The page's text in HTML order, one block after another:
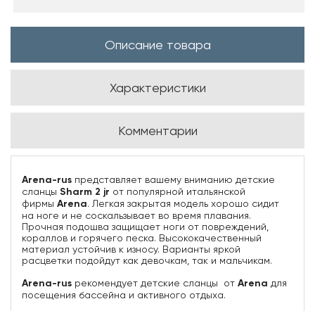
Описание товара
Характеристики
Комментарии
Arena-rus представляет вашему вниманию детские
сланцы Sharm 2 jr от популярной итальянской
фирмы Arena. Легкая закрытая модель хорошо сидит
на ноге и не соскальзывает во время плавания.
Прочная подошва защищает ноги от повреждений,
кораллов и горячего песка. Высококачественный
материал устойчив к износу. Варианты яркой
расцветки подойдут как девочкам, так и мальчикам.
Arena-rus рекомендует детские сланцы от Arena для
посещения бассейна и активного отдыха.